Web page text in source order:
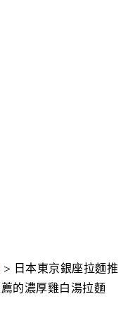
> 日本東京銀座拉麵推
的濃厚雞白湯拉麵